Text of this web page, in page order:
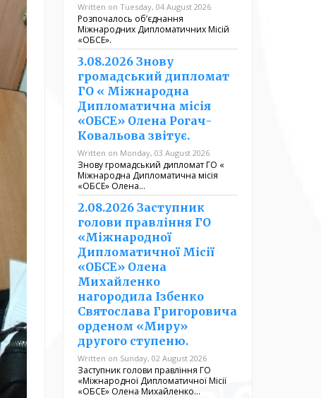
Written on Tuesday, 04 August 2026
Розпочалось обʼєднання
Міжнародних Дипломатичних Місій
«ОБСЕ».
3.08.2026 Знову
громадський дипломат
ГО « Міжнародна
Дипломатична місія
«ОБСЕ» Олена Рогач-
Ковальова звітує.
Written on Monday, 03 August 2026
Знову громадський дипломат ГО «
Міжнародна Дипломатична місія
«ОБСЕ» Олена…
2.08.2026 Заступник
голови правління ГО
«Міжнародної
Дипломатичної Місії
«ОБСЕ» Олена
Михайленко
нагородила Ізбенко
Святослава Григоровича
орденом «Миру»
другого ступеню.
Written on Sunday, 02 August 2026
Заступник голови правління ГО
«Міжнародної Дипломатичної Місії
«ОБСЕ» Олена Михайленко…